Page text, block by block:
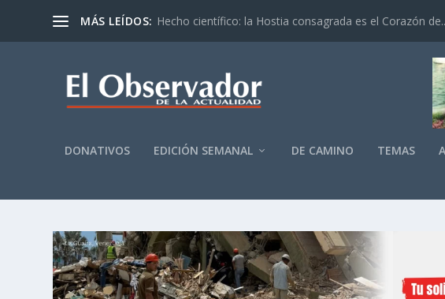
MÁS LEÍDOS: Hecho científico: la Hostia consagrada es el Corazón
DONATIVOS EDICIÓN SEMANAL DE CAMINO TEMAS